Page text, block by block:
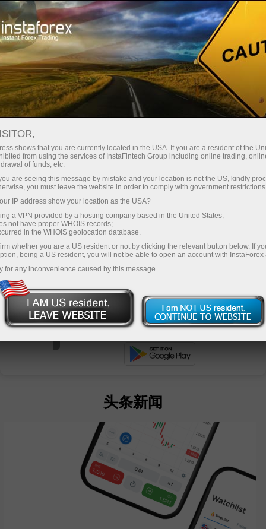
About InstaForex
InstaForex新闻
您想了解InstaForex交易时间表中的所有当前事件，
竞赛和变化吗？ 然后欢迎来到新闻页面，在那里发
布关于最重要，有用和有趣的材料！
头条新闻
shows that you are currently located in the USA. If you are a resident of the
from using the services of InstaFintech Group including online trading,
of funds, etc.
are seeing this message by mistake and your location is not the US, kindly
you must leave the website in order to comply with government
IP address show your location as the USA?
a VPN provided by a hosting company based in the United States;
not have proper WHOIS records;
in the WHOIS geolocation database.
whether you are a US resident or not by clicking the relevant button below. If
being a US resident, you will not be able to open an account with InstaForex
for any inconvenience caused by this message.